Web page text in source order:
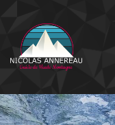
contenu
principal